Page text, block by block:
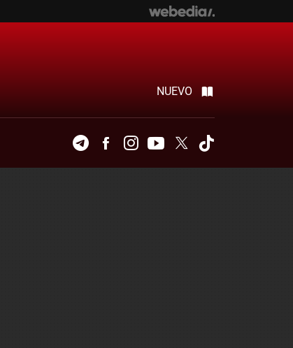
NUEVO
TelegramFacebookInstagramYoutubeTwitter